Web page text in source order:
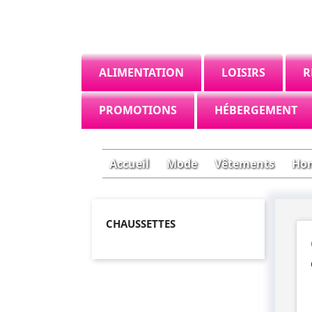
ALIMENTATION LOISIRS
PROMOTIONS HÉBERGEMENT
Accueil Mode Vêtements
CHAUSSETTES